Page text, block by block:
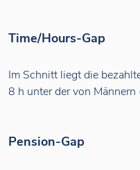
Time/Hours-Gap
Im Schnitt liegt die
8 h unter der von Männern
Pension-Gap